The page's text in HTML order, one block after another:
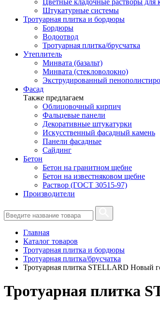
Цветные кладочные растворы для
Штукатурные системы
Тротуарная плитка и бордюры
Бордюры
Водоотвод
Тротуарная плитка/брусчатка
Утеплитель
Минвата (базальт)
Минвата (стекловолокно)
Экструдированный
Фасад
Также предлагаем
Облицовочный кирпич
Фальцевые панели
Декоративные штукатурки
Искусственный фасадный камень
Панели фасадные
Сайдинг
Бетон
Бетон на гранитном щебне
Бетон на известняковом щебне
Раствор (ГОСТ 30515-97)
Производители
Главная
Каталог товаров
Тротуарная плитка и бордюры
Тротуарная плитка/брусчатка
Тротуарная плитка STELLARD Новый
Тротуарная плитка